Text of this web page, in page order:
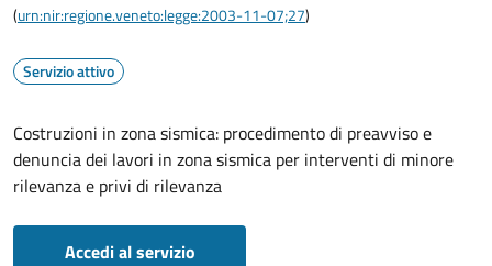
(urn:nir:regione.veneto:legge:2003-11-07;27)
Servizio attivo
Costruzioni in zona sismica: procedimento di preavviso e
denuncia dei lavori in zona sismica per interventi di minore
rilevanza e privi di rilevanza
Accedi al servizio